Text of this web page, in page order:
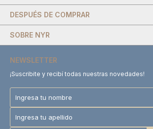
DESPUÉS DE COMPRAR
SOBRE NYR
NEWSLETTER
¡Suscribite y recibí todas nuestras novedades!